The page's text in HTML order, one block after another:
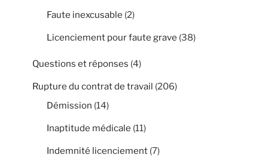
Faute inexcusable (2)
Licenciement pour faute grave (38)
Questions et réponses (4)
Rupture du contrat de travail (206)
Démission (14)
Inaptitude médicale (11)
Indemnité licenciement (7)